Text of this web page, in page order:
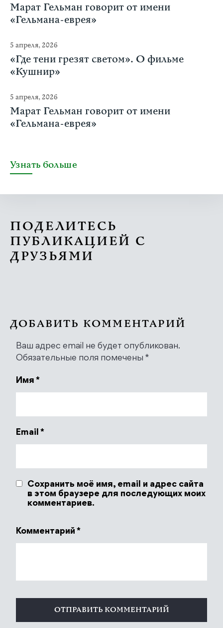
Марат Гельман говорит от имени
«Гельмана-еврея»
5 апреля, 2026
«Где тени грезят светом». О фильме
«Кушнир»
5 апреля, 2026
Марат Гельман говорит от имени
«Гельмана-еврея»
Узнать больше
ПОДЕЛИТЕСЬ
ПУБЛИКАЦИЕЙ С
ДРУЗЬЯМИ
ДОБАВИТЬ КОММЕНТАРИЙ
Ваш адрес email не будет опубликован.
Обязательные поля помечены *
Имя *
Email *
Сохранить моё имя, email и адрес сайта
в этом браузере для последующих моих
комментариев.
Комментарий *